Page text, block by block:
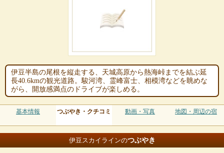
伊豆半島の尾根を縦走する、天城高原から熱海峠までを結ぶ延
長40.6kmの観光道路。駿河湾、霊峰富士、相模湾などを眺めな
がら、開放感満点のドライブが楽しめる。
基本情報 つぶやき・クチコミ 動画・写真 地図・周辺の宿
伊豆スカイラインのつぶやき